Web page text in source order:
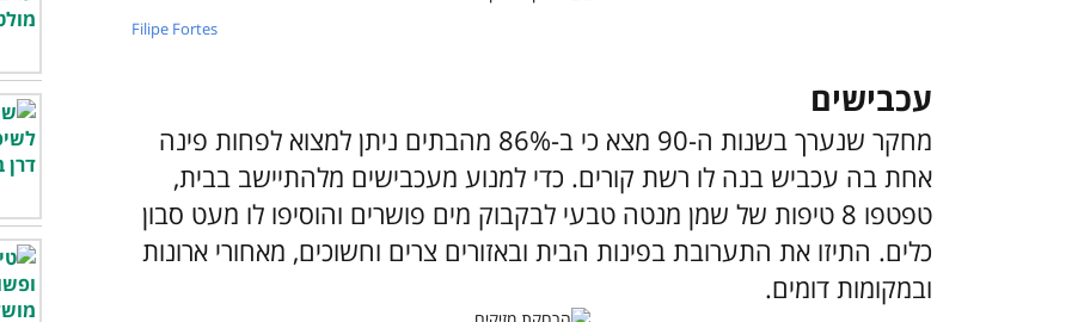
Filipe Fortes
עכבישים
מחקר שנערך בשנות ה-90 מצא כי ב-86% מהבתים ניתן למצוא לפחות פינה
אחת בה עכביש בנה לו רשת קורים. כדי למנוע מעכבישים מלהתיישב בבית,
טפטפו 8 טיפות של שמן מנטה טבעי לבקבוק מים פושרים והוסיפו לו מעט סבון
כלים. התיזו את התערובת בפינות הבית ובאזורים צרים וחשוכים, מאחורי ארונות
ובמקומות דומים.